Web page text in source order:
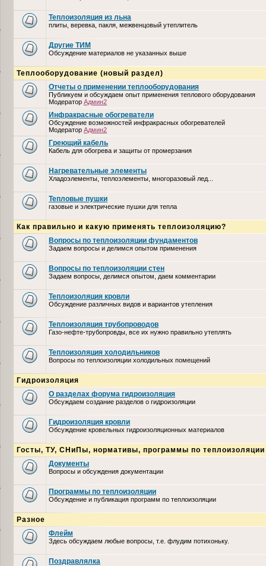
Теплоизоляция из льна
плиты, веревка, пакля, межвенцовый утеплитель
Другие ТИМ
Обсуждение материалов не указанных выше
Теплооборудование (новый раздел)
Отчеты о применении теплооборудования
Публикуем и обсуждаем опыт применения теплового оборудования
Модератор Админ2
Инфракрасные обогреватели
Обсуждение возможностей инфракрасных обогревателей
Модератор Админ2
Греющий кабель
Кабель для обогрева и защиты от промерзания
Нагревательные элементы
Хладоэлементы, теплоэлементы, многоразовый лед...
Тепловые пушки
газовые и электрические пушки для тепла
Как правильно и какую применять теплоизоляцию?
Вопросы по теплоизоляции фундаментов
Задаем вопросы и делимся опытом применения
Вопросы по теплоизоляции стен
Задаем вопросы, делимся опытом, даем комментарии
Теплоизоляция кровли
Обсуждение различных видов и вариантов утепления
Теплоизоляция трубопроводов
Газо-нефте-трубопровды, все их нужно правильно утеплять
Теплоизоляция холодильников
Вопросы по теплоизоляции холодильных помещений
Гидроизоляция
О разделах форума гидроизоляция
Обсуждаем создание разделов о гидроизоляции
Гидроизоляция кровли
Обсуждение кровельных гидроизоляционных материалов
Госты, ТУ, СНиПы, нормативы, программы по теплоизоляции
Документы
Вопросы и обсуждения документации
Программы по теплоизоляции
Обсуждение и публикация программ по теплоизоляции
Разное
Флейм
Здесь обсуждаем любые вопросы, т.е. флудим потихоньку.
Поздравлялка